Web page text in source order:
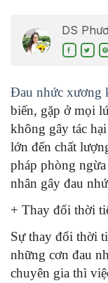
DS
Đau nhức xương
biến, gặp ở mọi
không gây tác
lớn đến chất
pháp phòng
nhân gây đau
+ Thay đổi thời
Sự thay đổi thời
những cơn đau
chuyên gia thì